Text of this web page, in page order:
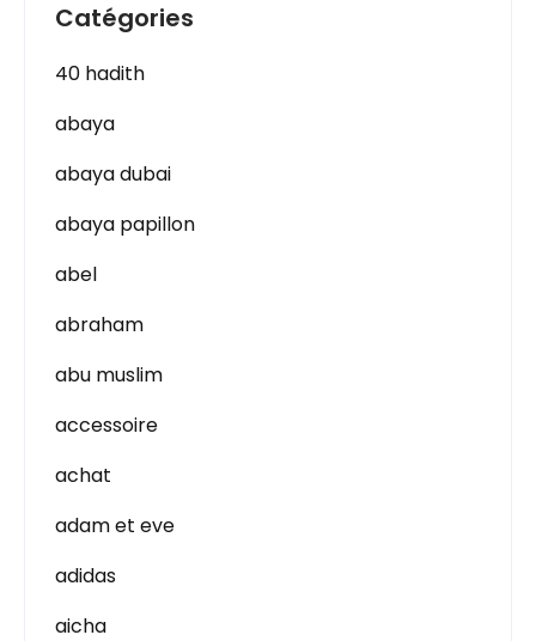
Catégories
40 hadith
abaya
abaya dubai
abaya papillon
abel
abraham
abu muslim
accessoire
achat
adam et eve
adidas
aicha